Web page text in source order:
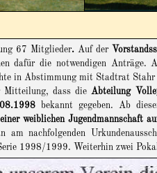
67 Mitglieder.Auf der
dafür die notwendigen Anträge.
in Abstimmung mit Stadtrat
Mitteilung, dass dieAbteilung
bekannt gegeben. Ab
weiblichen Jugendmannschaft
nachfolgenden
1998/1999. Weiterhin zwei